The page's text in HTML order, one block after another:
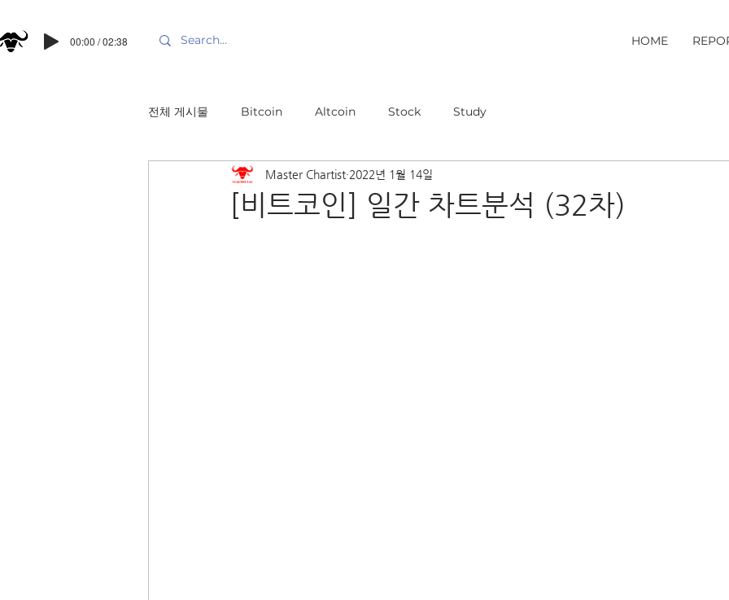
HOME
00:00 / 02:38
전체 게시물 Bitcoin Altcoin Stock Study
[비트코인] 일간 차트분석 (32차)
Master Chartist 2022년 1월 14일